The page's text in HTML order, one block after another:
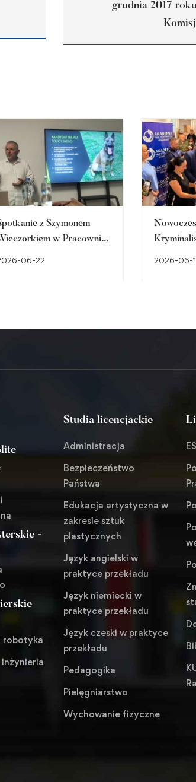
grudnia 2017
z Szymonem
w Pracowni
06-22 2026-06-
-
robotyka
inżynieria
Studia licencjackie
Administracja
Bezpieczeństwo
Państwa
Edukacja artystyczna w
zakresie sztuk
plastycznych
Język angielski w
praktyce przekładu
Język niemiecki w
praktyce przekładu
Język czeski w praktyce
przekładu
Pedagogika
Pielęgniarstwo
Wychowanie fizyczne